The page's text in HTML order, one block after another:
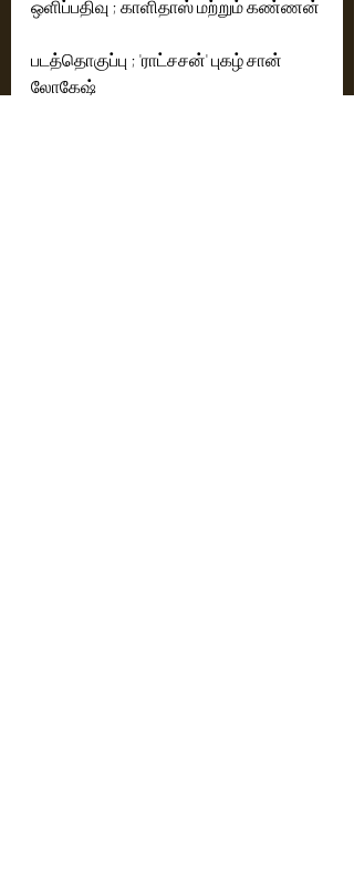
ஒளிப்பதிவு ; காளிதாஸ் மற்றும் கண்ணன்
படத்தொகுப்பு ; 'ராட்சசன்' புகழ் சான்
லோகேஷ்